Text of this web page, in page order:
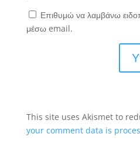
Επιθυμώ να λαμβάνω
μέσω email.
This site uses Akismet to
your comment data is